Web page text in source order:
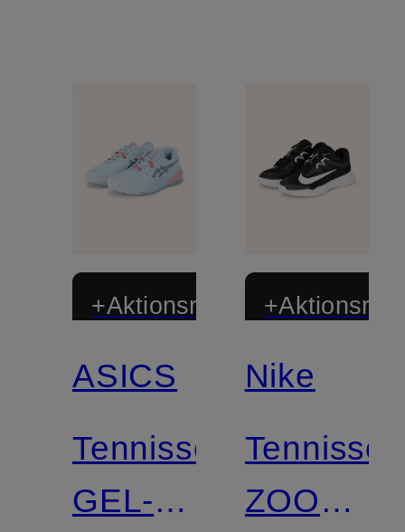
+Aktionsrabatt
ASICS
Tennisschuhe
GEL-
Nike
ZOOM